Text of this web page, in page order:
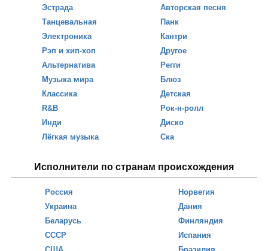
Эстрада
Танцевальная
Электроника
Рэп и хип-хоп
Альтернатива
Музыка мира
Классика
R&B
Инди
Лёгкая музыка
Авторская песня
Панк
Кантри
Другое
Регги
Блюз
Детская
Рок-н-ролл
Диско
Ска
Исполнители по странам происхождения
Россия
Украина
Беларусь
СССР
Норвегия
Дания
Финляндия
Испания